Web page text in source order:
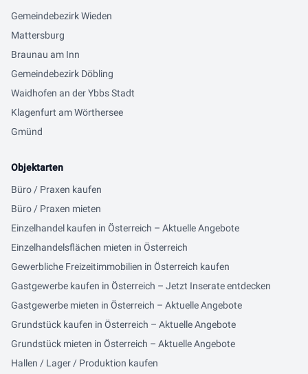
Gemeindebezirk Wieden
Mattersburg
Braunau am Inn
Gemeindebezirk Döbling
Waidhofen an der Ybbs Stadt
Klagenfurt am Wörthersee
Gmünd
Objektarten
Büro / Praxen kaufen
Büro / Praxen mieten
Einzelhandel kaufen in Österreich – Aktuelle Angebote
Einzelhandelsflächen mieten in Österreich
Gewerbliche Freizeitimmobilien in Österreich kaufen
Gastgewerbe kaufen in Österreich – Jetzt Inserate entdecken
Gastgewerbe mieten in Österreich – Aktuelle Angebote
Grundstück kaufen in Österreich – Aktuelle Angebote
Grundstück mieten in Österreich – Aktuelle Angebote
Hallen / Lager / Produktion kaufen